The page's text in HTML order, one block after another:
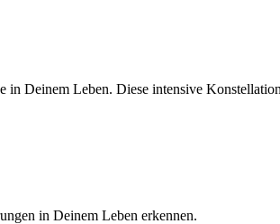
Deinem Leben. Diese intensive
in Deinem Leben erkennen.